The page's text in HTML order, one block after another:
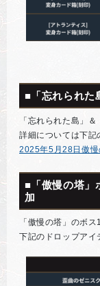
■「忘れられた
「忘れられた島」
詳細については下記
2025年5月28日傲慢
■「傲慢の塔」
加
「傲慢の塔」のボ
下記のドロップアイ